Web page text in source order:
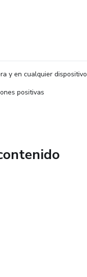
y en cualquier dispositivo
positivas